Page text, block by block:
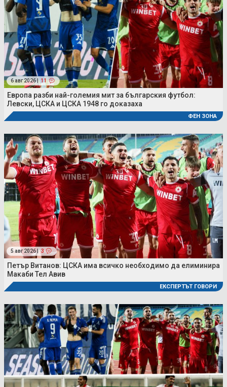
6 авг 2026 | 11
Европа разби най-големия мит за българския футбол:
Левски, ЦСКА и ЦСКА 1948 го доказаха
ФЕН ЗОНА
5 авг 2026 | 3
Петър Витанов: ЦСКА има всичко необходимо да елиминира
Макаби Тел Авив
ЕКСПЕРТЪТ ГОВОРИ